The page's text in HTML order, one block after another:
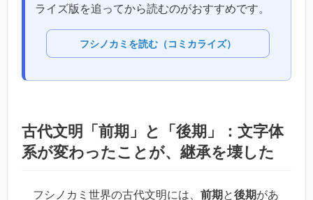
ライズ版を追ってから読むのがおすすめです。
フシノカミを読む（コミカライズ）
古代文明「前期」と「後期」：文字体
系が変わったことが、継承を壊した
フシノカミ世界の古代文明には、 前期と後期があ